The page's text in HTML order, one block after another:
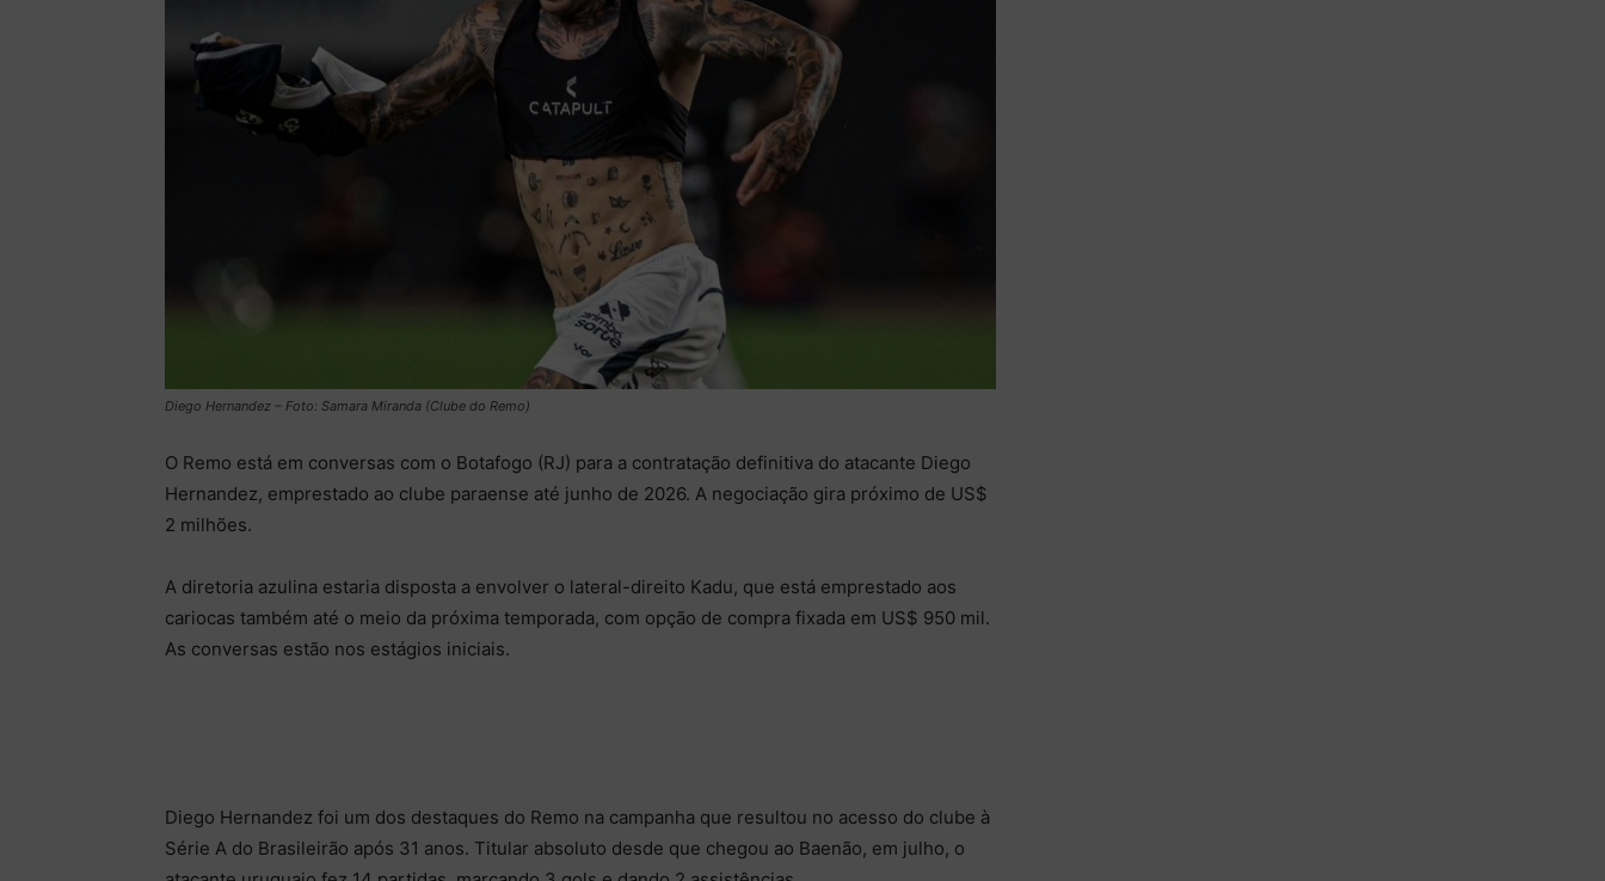
Diego Hernandez – Foto: Samara Miranda (Clube do Remo)
O Remo está em conversas com o Botafogo (RJ) para a contratação definitiva do atacante Diego
Hernandez, emprestado ao clube paraense até junho de 2026. A negociação gira próximo de US$
2 milhões.
A diretoria azulina estaria disposta a envolver o lateral-direito Kadu, que está emprestado aos
cariocas também até o meio da próxima temporada, com opção de compra fixada em US$ 950 mil.
As conversas estão nos estágios iniciais.
Diego Hernandez foi um dos destaques do Remo na campanha que resultou no acesso do clube à
Série A do Brasileirão após 31 anos. Titular absoluto desde que chegou ao Baenão, em julho, o